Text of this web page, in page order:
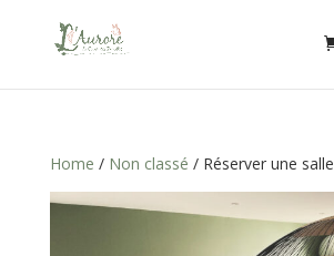
Home / Non classé / Réserver une salle